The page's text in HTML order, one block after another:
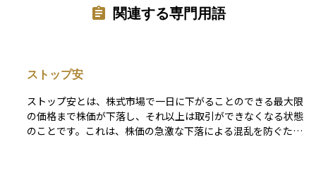
関連する専門用語
ストップ安
ストップ安とは、株式市場で一日に下がることのできる最大限
の価格まで株価が下落し、それ以上は取引ができなくなる状態
のことです。これは、株価の急激な下落による混乱を防ぐため